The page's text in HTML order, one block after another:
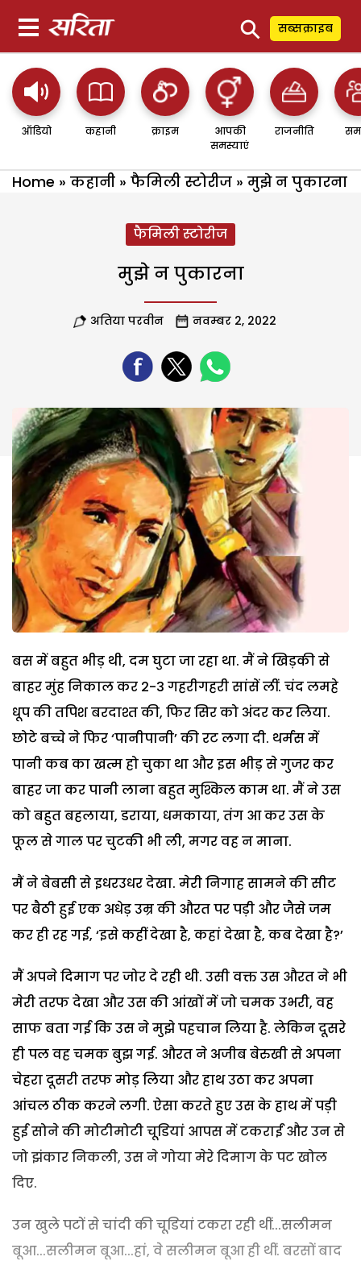
⚲ सब्सक्राइब
ऑडियो कहानी क्राइम
आपकी
समस्याएं
राजनीति
Home » कहानी » फैमिली स्टोरीज » मुझे न पुकारना
फैमिली स्टोरीज
मुझे न पुकारना
अतिया परवीन नवम्बर 2, 2022
बस में बहुत भीड़ थी, दम घुटा जा रहा था. मैं ने खिड़की से
बाहर मुंह निकाल कर 2-3 गहरीगहरी सांसें लीं. चंद लमहे
धूप की तपिश बरदाश्त की, फिर सिर को अंदर कर लिया.
छोटे बच्चे ने फिर ‘पानीपानी’ की रट लगा दी. थर्मस में
पानी कब का खत्म हो चुका था और इस भीड़ से गुजर कर
बाहर जा कर पानी लाना बहुत मुश्किल काम था. मैं ने उस
को बहुत बहलाया, डराया, धमकाया, तंग आ कर उस के
फूल से गाल पर चुटकी भी ली, मगर वह न माना.
मैं ने बेबसी से इधरउधर देखा. मेरी निगाह सामने की सीट
पर बैठी हुई एक अधेड़ उम्र की औरत पर पड़ी और जैसे जम
कर ही रह गई, ‘इसे कहीं देखा है, कहां देखा है, कब देखा है?’
मैं अपने दिमाग पर जोर दे रही थी. उसी वक्त उस औरत ने भी
मेरी तरफ देखा और उस की आंखों में जो चमक उभरी, वह
साफ बता गई कि उस ने मुझे पहचान लिया है. लेकिन दूसरे
ही पल वह चमक बुझ गई. औरत ने अजीब बेरुखी से अपना
चेहरा दूसरी तरफ मोड़ लिया और हाथ उठा कर अपना
आंचल ठीक करने लगी. ऐसा करते हुए उस के हाथ में पड़ी
हुई सोने की मोटीमोटी चूडि़यां आपस में टकराईं और उन से
जो झंकार निकली, उस ने गोया मेरे दिमाग के पट खोल
दिए.
उन खुले पटों से चांदी की चूडि़यां टकरा रही थीं...सलीमन
बूआ...सलीमन बूआ...हां, वे सलीमन बूआ ही थीं. बरसों बाद